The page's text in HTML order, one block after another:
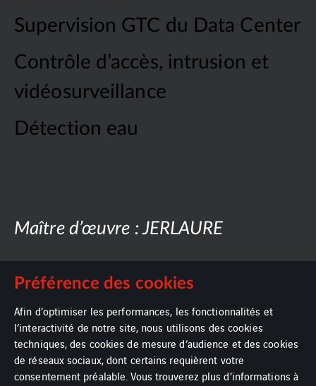
Supervision GTC du Data Center
Contrôle d’accès, intrusion et
vidéosurveillance
Détection eau
Maître d’œuvre : JERLAURE
Préférence des cookies
Afin d’optimiser les performances, les fonctionnalités et
l’interactivité de notre site, nous utilisons des cookies
techniques, des cookies de mesure d’audience et des cookies
de réseaux sociaux, dont certains requièrent votre
consentement préalable. Vous trouverez plus d’informations à